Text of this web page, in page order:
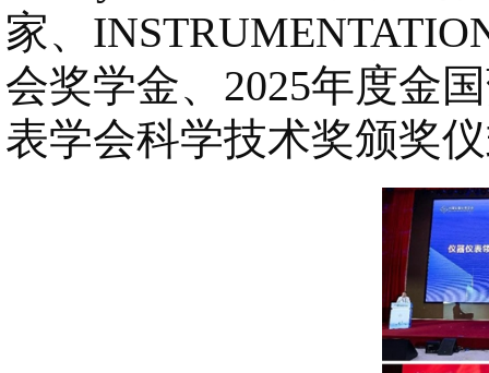
家、
会奖学金、2025年度金
表学会科学技术奖颁奖